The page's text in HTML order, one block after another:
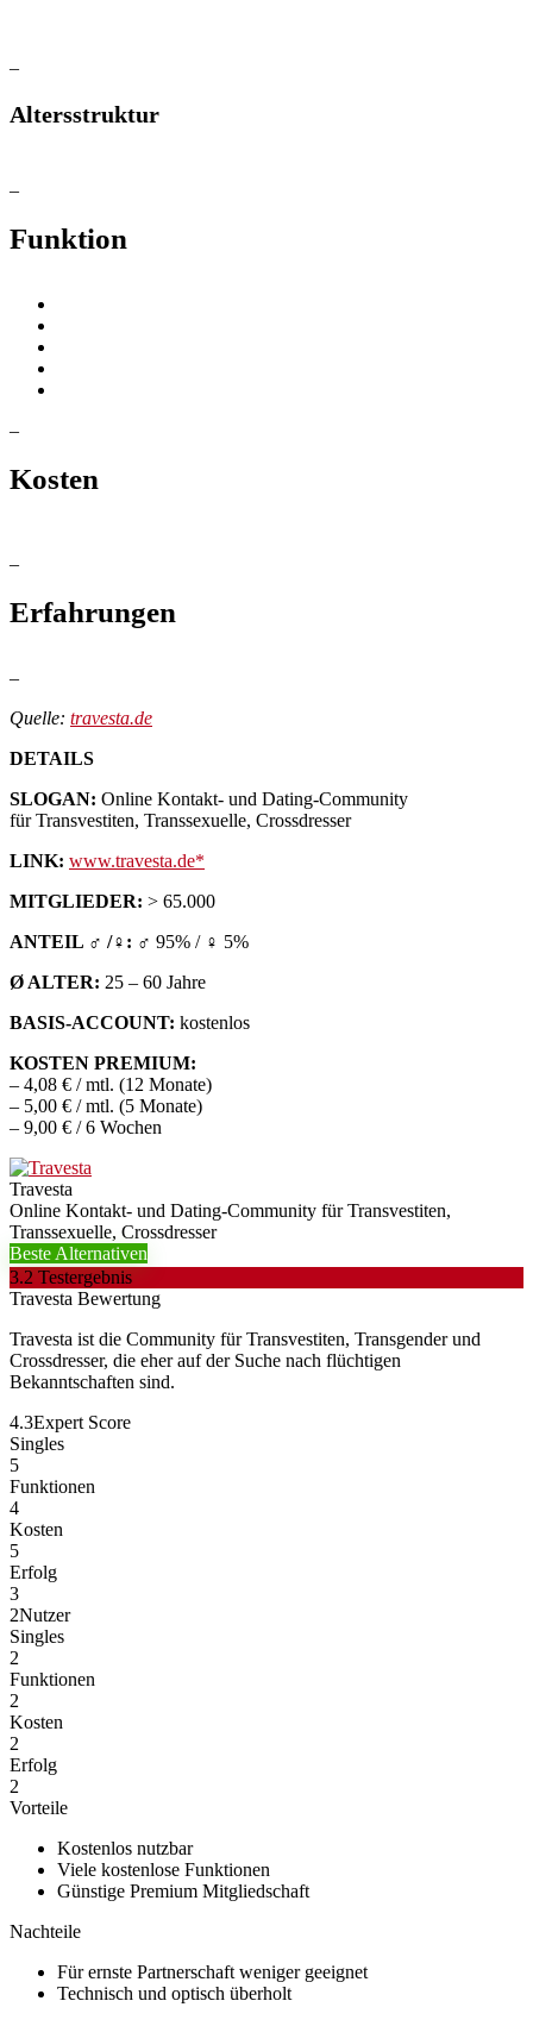
–
Altersstruktur
–
Funktion
–
Kosten
–
Erfahrungen
–
Quelle: travesta.de
DETAILS
SLOGAN: Online Kontakt- und Dating-Community
für Transvestiten, Transsexuelle, Crossdresser
LINK: www.travesta.de
MITGLIEDER: > 65.000
ANTEIL ♂ /♀: ♂ 95% / ♀ 5%
Ø ALTER: 25 – 60 Jahre
BASIS-ACCOUNT: kostenlos
KOSTEN PREMIUM:
– 4,08 € / mtl. (12 Monate)
– 5,00 € / mtl. (5 Monate)
– 9,00 € / 6 Wochen
Travesta
Online Kontakt- und Dating-Community für Transvestiten,
Transsexuelle, Crossdresser
Beste Alternativen
3.2 Testergebnis
Travesta Bewertung
Travesta ist die Community für Transvestiten, Transgender und
Crossdresser, die eher auf der Suche nach flüchtigen
Bekanntschaften sind.
4.3Expert Score
Singles
5
Funktionen
4
Kosten
5
Erfolg
3
2Nutzer
Singles
2
Funktionen
2
Kosten
2
Erfolg
2
Vorteile
Kostenlos nutzbar
Viele kostenlose Funktionen
Günstige Premium Mitgliedschaft
Nachteile
Für ernste Partnerschaft weniger geeignet
Technisch und optisch überholt